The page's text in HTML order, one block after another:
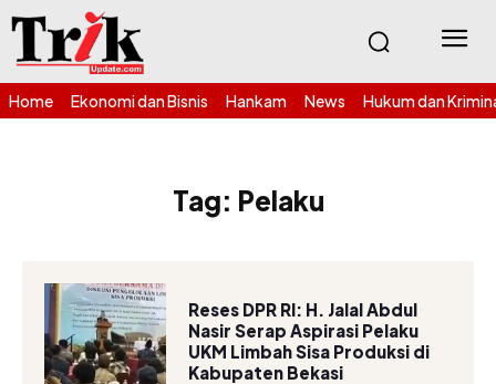
Home Ekonomi dan Bisnis Hankam News Hukum dan
Tag: Pelaku
Reses DPR RI: H. Jalal Abdul
Nasir Serap Aspirasi Pelaku
UKM Limbah Sisa Produksi di
Kabupaten Bekasi